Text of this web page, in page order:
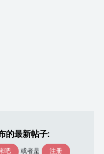
的最新帖子:
吧 或者是 注册